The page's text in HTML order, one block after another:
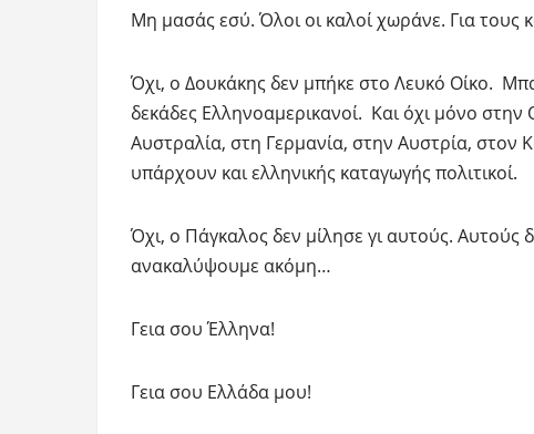
Μη μασάς εσύ. Όλοι οι καλοί χωράνε. Για τους
Όχι, ο Δουκάκης δεν μπήκε στο Λευκό Οίκο.
δεκάδες Ελληνοαμερικανοί. Και όχι μόνο
Αυστραλία, στη Γερμανία, στην Αυστρία,
υπάρχουν και ελληνικής καταγωγής πολιτικοί.
Όχι, ο Πάγκαλος δεν μίλησε γι αυτούς. Αυτούς
ανακαλύψουμε ακόμη…
Γεια σου Έλληνα!
Γεια σου Ελλάδα μου!